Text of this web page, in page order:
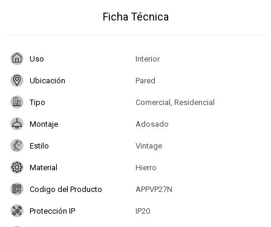
Ficha Técnica
Uso Interior
Ubicación Pared
Tipo Comercial, Residencial
Montaje Adosado
Estilo Vintage
Material Hierro
Codigo del Producto APPVP27N
Protección IP IP20